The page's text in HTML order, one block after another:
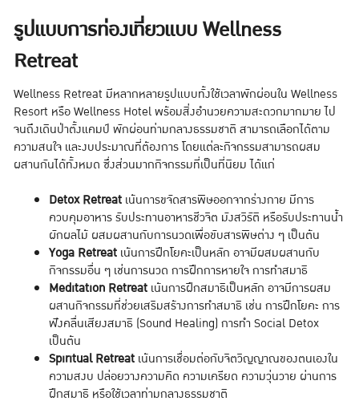
รูปแบบการท่องเที่ยวแบบ Wellness
Retreat
Wellness Retreat มีหลากหลายรูปแบบทั้งใช้เวลาพักผ่อนใน Wellness
Resort หรือ Wellness Hotel พร้อมสิ่งอำนวยความสะดวกมากมาย ไป
จนถึงเดินป่าตั้งแคมป์ พักผ่อนท่ามกลางธรรมชาติ สามารถเลือกได้ตาม
ความสนใจ และงบประมาณที่ต้องการ โดยแต่ละกิจกรรมสามารถผสม
ผสานกันได้ทั้งหมด ซึ่งส่วนมากกิจกรรมที่เป็นที่นิยม ได้แก่
Detox Retreatเน้นการขจัดสารพิษออกจากร่างกาย มีการ
ควบคุมอาหาร รับประทานอาหารชีวจิต มังสวิรัติ หรือรับประทานน้ำ
ผักผลไม้ ผสมผสานกับการนวดเพื่อขับสารพิษต่าง ๆ เป็นต้น
Yoga Retreatเน้นการฝึกโยคะเป็นหลัก อาจมีผสมผสานกับ
กิจกรรมอื่น ๆ เช่นการนวด การฝึกการหายใจ การทำสมาธิ
Meditation Retreatเน้นการฝึกสมาธิเป็นหลัก อาจมีการผสม
ผสานกิจกรรมที่ช่วยเสริมสร้างการทำสมาธิ เช่น การฝึกโยคะ การ
ฟังคลื่นเสียงสมาธิ (Sound Healing) การทำ Social Detox
เป็นต้น
Spiritual Retreatเน้นการเชื่อมต่อกับจิตวิญญาณของตนเองใน
ความสงบ ปล่อยวางความคิด ความเครียด ความวุ่นวาย ผ่านการ
ฝึกสมาธิ หรือใช้เวลาท่ามกลางธรรมชาติ